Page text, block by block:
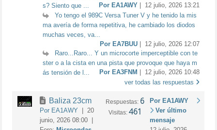
s? Siento que ...
Por EA1AWY | 12 julio, 2026 13:21
Yo tengo el 989C Versa Tuner V y he tenido la mis
ma avería de forma repetitiva, he cambiado los diodos
muchas veces, va...
Por EA7BUU | 12 julio, 2026 12:07
Raro...Raro... Y un microcorte imperceptible con te
ster o a la cista en una pista que provoque que haya m
ás tensión de l...
Por EA3FNM
| 12 julio, 2026 10:48
ver todas las respuestas
Baliza 23cm
Por EA1AWY | 20
junio, 2026 08:00 |
Respuestas: 6
Visitas: 461
Por EA1AWY
Ver último
mensaje